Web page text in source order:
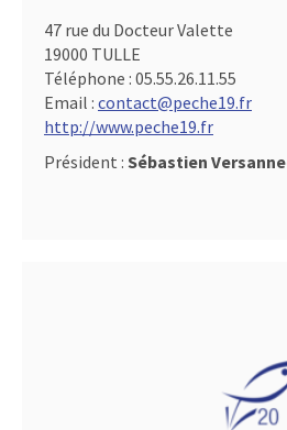
47 rue du Docteur Valette
19000 TULLE
Téléphone : 05.55.26.11.55
Email : contact@peche19.fr
http://www.peche19.fr
Président : Sébastien